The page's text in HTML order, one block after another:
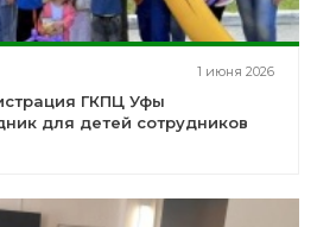
1 июня 2026
ГКПЦ Уфы
для детей сотрудников